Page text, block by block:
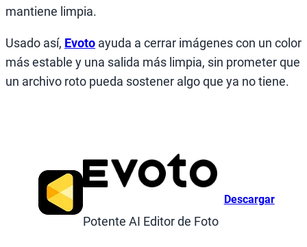
mantiene limpia.
Usado así, Evoto ayuda a cerrar imágenes con un color
más estable y una salida más limpia, sin prometer que
un archivo roto pueda sostener algo que ya no tiene.
Potente AI Editor de Foto
Descargar